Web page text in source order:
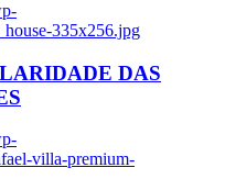
335x256.jpg
DAS
villa-premium-